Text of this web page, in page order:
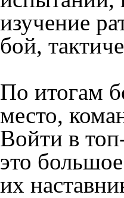
изучение
бой,
По итогам
место,
Войти в
это
их